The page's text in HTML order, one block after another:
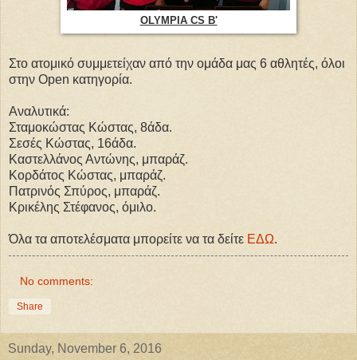
OLYMPIA CS B'
Στο ατομικό συμμετείχαν από την ομάδα μας 6 αθλητές, όλοι
στην Open κατηγορία.
Αναλυτικά:
Σταμοκώστας Κώστας, 8άδα.
Σεσές Κώστας, 16άδα.
Καστελλάνος Αντώνης, μπαράζ.
Κορδάτος Κώστας, μπαράζ.
Πατρινός Σπύρος, μπαράζ.
Κρικέλης Στέφανος, όμιλο.
Όλα τα αποτελέσματα μπορείτε να τα δείτε ΕΔΩ.
No comments:
Share
Sunday, November 6, 2016